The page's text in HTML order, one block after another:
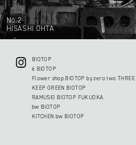
No.2
HISASHI OHTA
BIOTOP
ë BIOTOP
Flower shop BIOTOP by zero two THREE
KEEP GREEN BIOTOP
RAMUSIO BIOTOP FUKUOKA
bw BIOTOP
KITCHEN bw BIOTOP